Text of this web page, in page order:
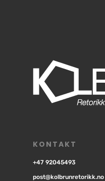
KONTAKT
+47 92045493
post@kolbrunretorikk.no